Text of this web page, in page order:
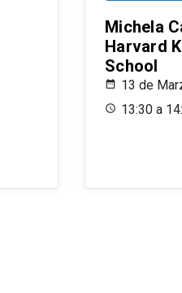
Michela
Harvard
School
13 de
13:30 a